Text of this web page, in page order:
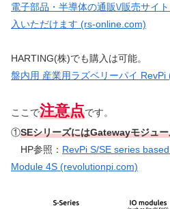
電子部品・半導体の通販\/販売サイ
入いただけます (rs-online.com)
HARTING(株)でも購入は可能。
盤内用 産業用ラズベリーパイ RevPi
ここで注意点です。
①SEシリーズにはGatewayモジュ
HP参照： RevPi S/SE series
Module 4S (revolutionpi.com)